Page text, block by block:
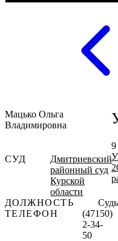
Мацько Ольга
Владимировна
СУД
Дмитриевский
районный суд
Курской
области
ДОЛЖНОСТЬ
ТЕЛЕФОН
(47150)
2-34-
50
9